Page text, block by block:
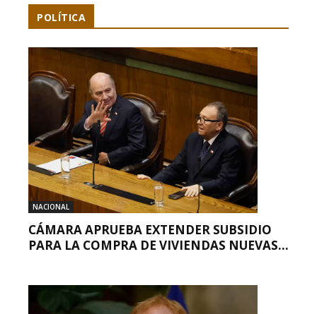
POLÍTICA
NACIONAL
CÁMARA APRUEBA EXTENDER SUBSIDIO
PARA LA COMPRA DE VIVIENDAS NUEVAS...